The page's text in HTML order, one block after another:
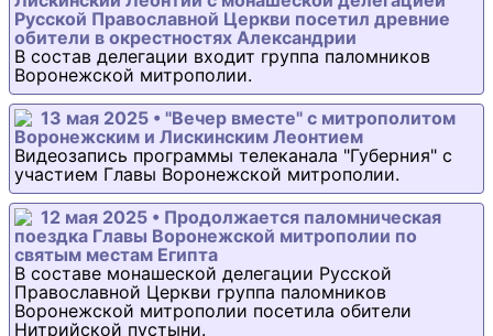
Русской Православной Церкви посетил древние
обители в окрестностях Александрии
В состав делегации входит группа паломников
Воронежской митрополии.
13 мая 2025 • "Вечер вместе" с митрополитом
Воронежским и Лискинским Леонтием
Видеозапись программы телеканала "Губерния" с
участием Главы Воронежской митрополии.
12 мая 2025 • Продолжается паломническая
поездка Главы Воронежской митрополии по
святым местам Египта
В составе монашеской делегации Русской
Православной Церкви группа паломников
Воронежской митрополии посетила обители
Нитрийской пустыни.